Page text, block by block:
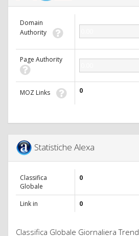
Domain
Authority
Page Authority
MOZ Links 0
Statistiche Alexa
Classifica
Globale
0
Link in 0
Classifica Globale Giornaliera Trend